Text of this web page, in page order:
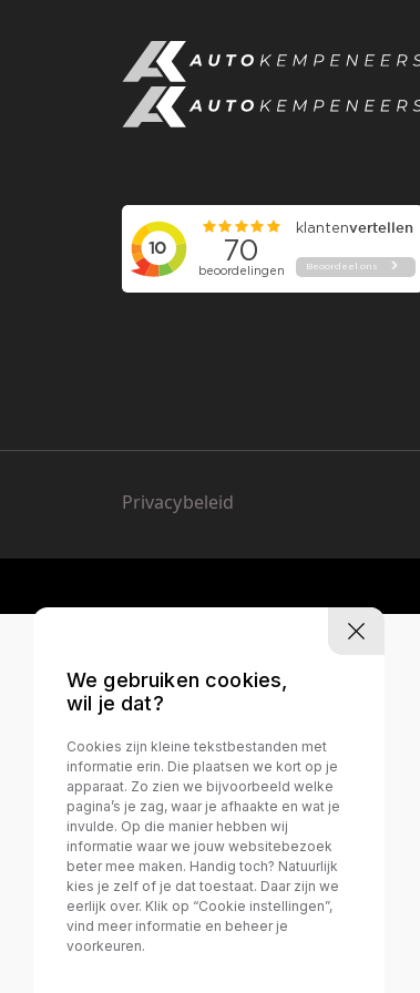
Privacybeleid
We gebruiken cookies,
wil je dat?
Cookies zijn kleine tekstbestanden met
informatie erin. Die plaatsen we kort op je
apparaat. Zo zien we bijvoorbeeld welke
pagina’s je zag, waar je afhaakte en wat je
invulde. Op die manier hebben wij
informatie waar we jouw websitebezoek
beter mee maken. Handig toch? Natuurlijk
kies je zelf of je dat toestaat. Daar zijn we
eerlijk over. Klik op “Cookie instellingen”,
vind meer informatie en beheer je
voorkeuren.